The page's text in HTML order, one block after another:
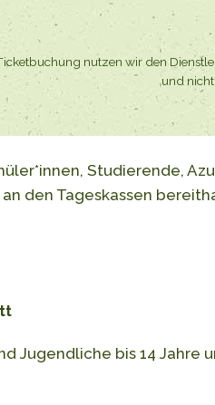
nutzen wir den
und
Studierende,
an den Tageskassen
Jugendliche bis 14 Jahre